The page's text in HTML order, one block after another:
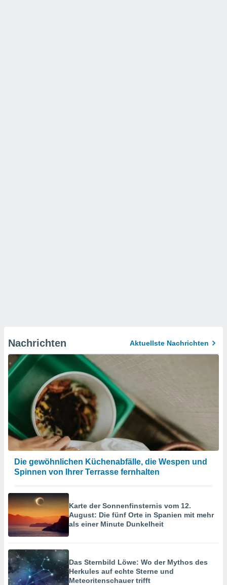
Nachrichten Aktuellste Nachrichten
Die gewöhnlichen Küchenabfälle, die Wespen und
Spinnen von Ihrer Terrasse fernhalten
Karte der Sonnenfinsternis vom 12.
August: Die fünf Orte in Spanien mit mehr
als einer Minute Dunkelheit
Das Sternbild Löwe: Wo der Mythos des
Herkules auf echte Sterne und
Meteoritenschauer trifft